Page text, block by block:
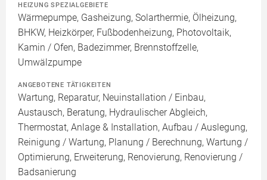
HEIZUNG SPEZIALGEBIETE
Wärmepumpe, Gasheizung, Solarthermie, Ölheizung,
BHKW, Heizkörper, Fußbodenheizung, Photovoltaik,
Kamin / Ofen, Badezimmer, Brennstoffzelle,
Umwälzpumpe
ANGEBOTENE TÄTIGKEITEN
Wartung, Reparatur, Neuinstallation / Einbau,
Austausch, Beratung, Hydraulischer Abgleich,
Thermostat, Anlage & Installation, Aufbau / Auslegung,
Reinigung / Wartung, Planung / Berechnung, Wartung /
Optimierung, Erweiterung, Renovierung, Renovierung /
Badsanierung